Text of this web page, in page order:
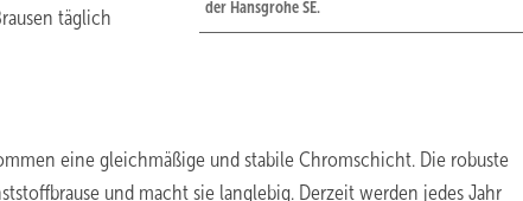
der Hansgrohe SE.
täglich
eine gleichmäßige und stabile Chromschicht. Die robuste
und macht sie langlebig. Derzeit werden jedes Jahr